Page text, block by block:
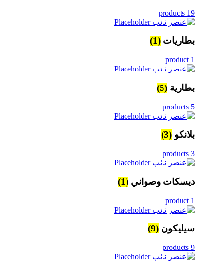
19 products
بطاريات (1)
1 product
بطارية (5)
5 products
بلانكو (3)
3 products
ديسكات وصواني (1)
1 product
سيليكون (9)
9 products